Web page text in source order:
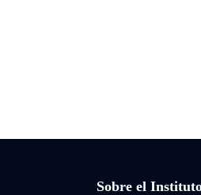
Sobre el